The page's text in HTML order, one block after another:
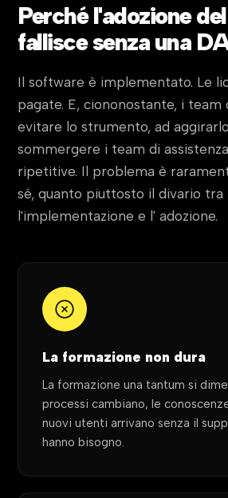
Perché l'adozione
fallisce senza una
Il software è implementato. Le
pagate. E, ciononostante, i team
evitare lo strumento, ad
sommergere i team di
ripetitive. Il problema è
sé, quanto piuttosto il divario tra
l'implementazione e l' adozione.
La formazione non dura
La formazione una tantum si
processi cambiano, le
nuovi utenti arrivano senza il
hanno bisogno.